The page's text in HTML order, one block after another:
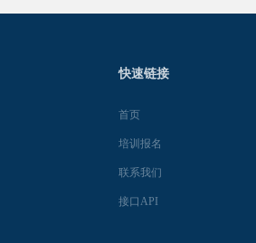
快速链接
首页
培训报名
联系我们
接口API